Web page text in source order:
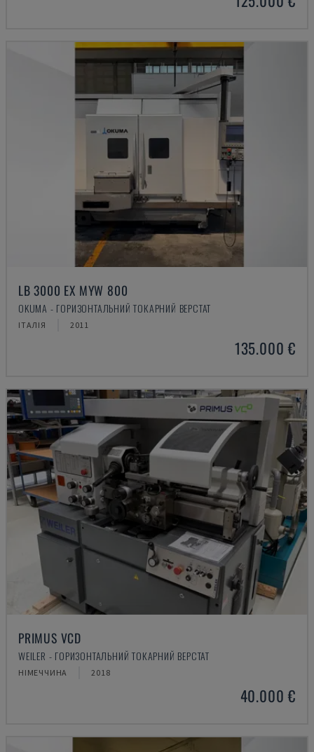
LB 3000 EX MYW 800
OKUMA - ГОРИЗОНТАЛЬНИЙ ТОКАРНИЙ ВЕРСТАТ
ІТАЛІЯ 2011
135.000 €
PRIMUS VCD
WEILER - ГОРИЗОНТАЛЬНИЙ ТОКАРНИЙ ВЕРСТАТ
НІМЕЧЧИНА 2018
40.000 €